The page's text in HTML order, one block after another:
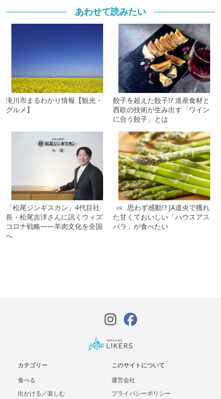
あわせて読みたい
滝川市まるわかり情報【観光・
グルメ】
餃子を超えた餃子!? 道産食材と
西欧の技術が生み出す「ワイン
に合う餃子」とは
「松尾ジンギスカン」4代目社
長・松尾吉洋さんに訊くウィズ
コロナ戦略――羊肉文化を全国
へ
PR
思わず感動!? JA道央で獲れ
た甘くておいしい「ハウスアス
パラ」が食べたい
カテゴリー
食べる
出かける／楽しむ
このサイトについて
運営会社
プライバシーポリシー